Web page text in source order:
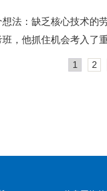
法：缺乏核心技术的
，他抓住机会考入了
1 2